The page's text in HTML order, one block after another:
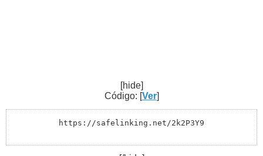
[hide]
Código: [Ver]
https://safelinking.net/2k2P3Y9